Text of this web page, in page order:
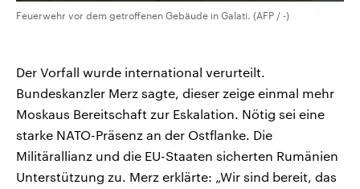
Feuerwehr vor dem getroffenen Gebäude in Galati. (AFP / -)
Der Vorfall wurde international verurteilt.
Bundeskanzler Merz sagte, dieser zeige einmal mehr
Moskaus Bereitschaft zur Eskalation. Nötig sei eine
starke NATO-Präsenz an der Ostflanke. Die
Militärallianz und die EU-Staaten sicherten Rumänien
Unterstützung zu. Merz erklärte: „Wir sind bereit, das